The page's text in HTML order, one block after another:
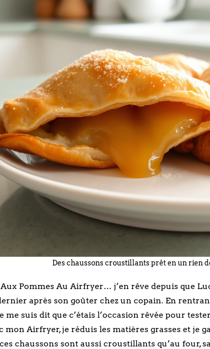
Des chaussons croustillants prêt en un rien
Pommes Au Airfryer… j’en rêve depuis que
après son goûter chez un copain. En
me suis dit que c’étais l’occasion rêvée pour
mon Airfryer, je réduis les matières grasses et je
chaussons sont aussi croustillants qu’au four,